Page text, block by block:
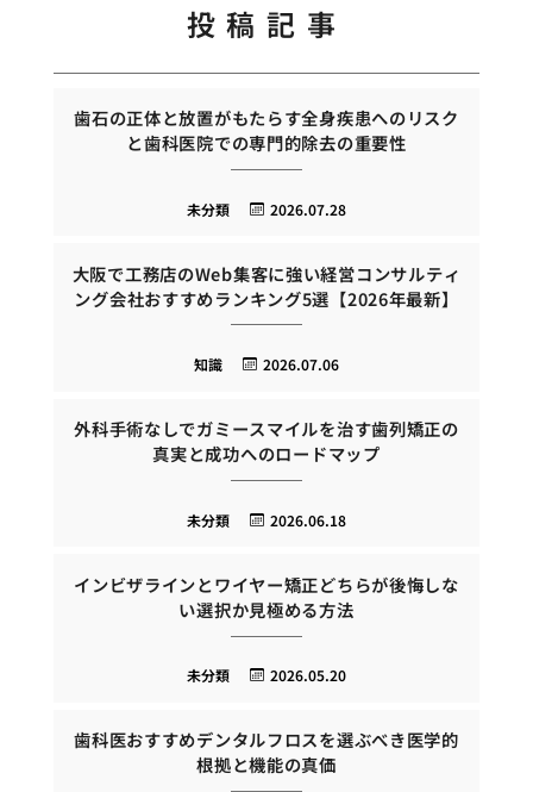
投稿記事
歯石の正体と放置がもたらす全身疾患へのリスク
と歯科医院での専門的除去の重要性
2026.07.28
未分類
大阪で工務店のWeb集客に強い経営コンサルティ
ング会社おすすめランキング5選【2026年最新】
2026.07.06
知識
外科手術なしでガミースマイルを治す歯列矯正の
真実と成功へのロードマップ
2026.06.18
未分類
インビザラインとワイヤー矯正どちらが後悔しな
い選択か見極める方法
2026.05.20
未分類
歯科医おすすめデンタルフロスを選ぶべき医学的
根拠と機能の真価